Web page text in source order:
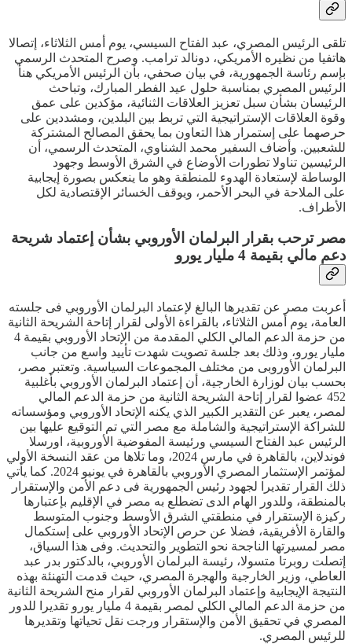
تلقى الرئيس المصري، عبد الفتاح السيسي، يوم أمس الثلاثاء، إتصالا
هاتفيا من نظيره الأمريكي، دونالد ترامب. وصرح المتحدث الرسمي
بإسم رئاسة الجمهورية، في بيان صحفي، بأن الرئيس الأمريكي هنأ
الرئيس المصري بمناسبة حلول عيد الفطر المبارك، وتباحث
الرئيسان بشأن سبل تعزيز العلاقات الثنائية، مؤكدين على عمق
وقوة العلاقات الإستراتيجية التي تربط بين البلدين، ومشددين على
حرصهما على إستمرار هذا التعاون بما يحقق المصالح المشتركة
للشعبين. وأضاف السفير محمد الشناوي، المتحدث الرسمي، أن
الرئيسين تناولا تطورات الأوضاع في الشرق الأوسط وجهود
الوساطة لإستعادة الهدوء للمنطقة وهو ما ينعكس بصورة إيجابية
على الملاحة في البحر الأحمر، ويوقف الخسائر الإقتصادية لكل
الأطراف.
مصر ترحب بقرار البرلمان الأوروبي بشأن إعتماد شريحة
دعم مالي بقيمة 4 مليار يورو
أعربت مصر عن تقديرها البالغ لإعتماد البرلمان الأوروبي فى جلسته
العامة، يوم أمس الثلاثاء، بالقراءة الأولى لقرار إتاحة الشريحة الثانية
من حزمة الدعم المالي الكلي المقدمة من الإتحاد الأوروبي بقيمة 4
مليار يورو، وذلك بعد جلسة تصويت شهدت تأييد واسع من جانب
البرلمان الأوروبى من مختلف المجموعات السياسية. وتعتبر مصر،
بحسب بيان لوزارة الخارجية، أن إعتماد البرلمان الأوروبي بأغلبية
452 عضوا لقرار إتاحة الشريحة الثانية من حزمة الدعم المالي
لمصر، يعبر عن التقدير الكبير الذي يكنه الإتحاد الأوروبي ومؤسساته
للشراكة الإستراتيجية والشاملة مع مصر التي تم التوقيع عليها بين
الرئيس عبد الفتاح السيسي ورئيسة المفوضية الأوروبية، اورسلا
فوندلاين، بالقاهرة في مارس 2024، وما تلاها من عقد النسخة الأولي
لمؤتمر الإستثمار المصري الأوروبي بالقاهرة في يونيو 2024. كما يأتي
ذلك القرار تقديرا لجهود رئيس الجمهورية فى دعم الأمن والإستقرار
بالمنطقة، وللدور الهام الدى تضطلع به مصر في الإقليم بإعتبارها
ركيزة الإستقرار في منطقتي الشرق الأوسط وجنوب المتوسط
والقارة الأفريقية، فضلا عن حرص الإتحاد الأوروبي على إستكمال
مصر لمسيرتها الناجحة نحو التطوير والتحديث. وفى هذا السياق،
إتصلت روبرتا متسولا، رئيسة البرلمان الأوروبي، بالدكتور بدر عبد
العاطي، وزير الخارجية والهجرة المصري، حيث قدمت التهنئة بهذه
النتيجة الإيجابية وإعتماد البرلمان الأوروبي لقرار منح الشريحة الثانية
من حزمة الدعم المالي الكلي لمصر بقيمة 4 مليار يورو تقديرا للدور
المصري في تحقيق الأمن والإستقرار ورجت نقل تحياتها وتقديرها
للرئيس المصري.